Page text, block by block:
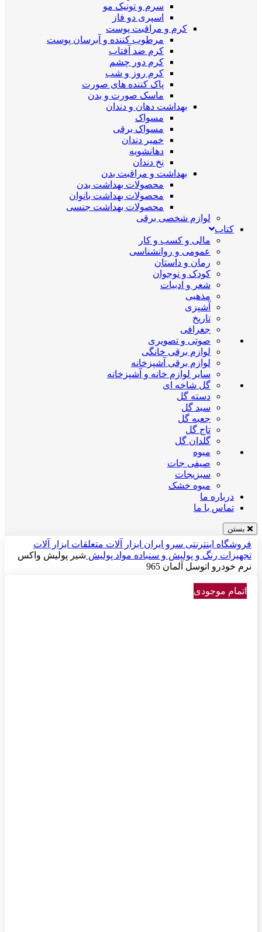
سرم و تونیک مو
اسپری دو فاز
کرم و مراقبت پوست
مرطوب کننده و آبرسان پوست
کرم ضد آفتاب
کرم دور چشم
کرم روز و شب
پاک کننده های صورت
ماسک صورت و بدن
بهداشت دهان و دندان
مسواک
مسواک برقی
خمیر دندان
دهانشویه
نخ دندان
بهداشت و مراقبت بدن
محصولات بهداشت بدن
محصولات بهداشت بانوان
محصولات بهداشت جنسی
لوازم شخصی برقی
کتاب
مالی و کسب و کار
عمومی و روانشناسی
رمان و داستان
کودک و نوجوان
شعر و ادبیات
مذهبی
آشپزی
تاریخ
جغرافی
صوتی و تصویری
لوازم برقی خانگی
لوازم برقی آشپزخانه
سایر لوازم خانه و آشپزخانه
گل شاخه ای
دسته گل
سبد گل
جعبه گل
تاج گل
گلدان گل
میوه
صیفی جات
سبزیجات
میوه خشک
درباره ما
تماس با ما
بستن
فروشگاه اینترنتی سرو ایران ابزار آلات متعلقات ابزار آلات
تجهیزات رنگ و پولیش و سنباده مواد پولیش شیر پولیش واکس
نرم خودرو اتوسل آلمان 965
اتمام موجودی